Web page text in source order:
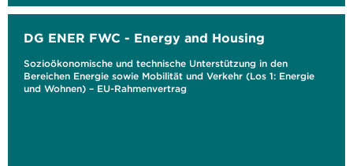
DG ENER FWC - Energy and Housing
Sozioökonomische und technische Unterstützung in den
Bereichen Energie sowie Mobilität und Verkehr (Los 1: Energie
und Wohnen) – EU-Rahmenvertrag